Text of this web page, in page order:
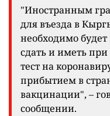
"Иностранным
для въезда в
необходимо будет
сдать и иметь
тест на
прибытием в
вакцинации", –
сообщении.